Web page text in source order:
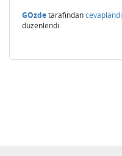
GOzdetarafındancevaplandı
düzenlendi